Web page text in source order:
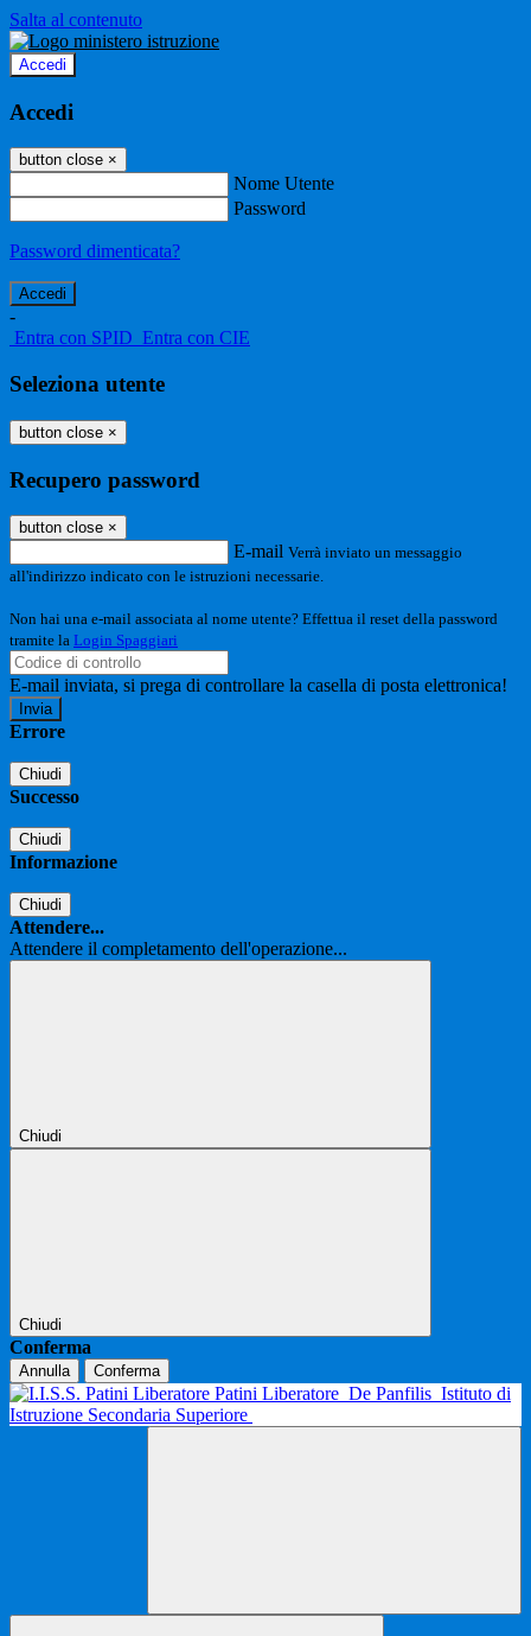
Salta al contenuto
Accedi
Accedi
button close ×
Nome Utente
Password
Password dimenticata?
-
Entra con SPID Entra con CIE
Seleziona utente
button close ×
Recupero password
button close ×
E-mail Verrà inviato un messaggio
all'indirizzo indicato con le istruzioni necessarie.
Non hai una e-mail associata al nome utente? Effettua il reset della password
tramite la Login Spaggiari
E-mail inviata, si prega di controllare la casella di posta elettronica!
Errore
Chiudi
Successo
Chiudi
Informazione
Chiudi
Attendere...
Attendere il completamento dell'operazione...
Chiudi
Chiudi
Conferma
Annulla Conferma
Patini Liberatore De Panfilis Istituto di
Istruzione Secondaria Superiore